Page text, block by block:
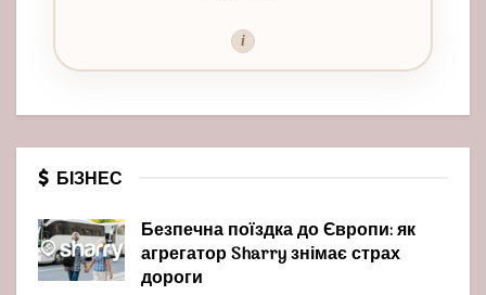
i
БІЗНЕС
Безпечна поїздка до Європи: як
агрегатор Sharry знімає страх
дороги